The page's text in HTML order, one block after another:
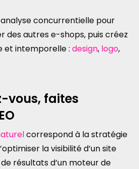
concurrentielle pour
des autres e-shops, puis créez
et intemporelle : design, logo,
vous, faites
correspond à la stratégie
la visibilité d’un site
résultats d’un moteur de